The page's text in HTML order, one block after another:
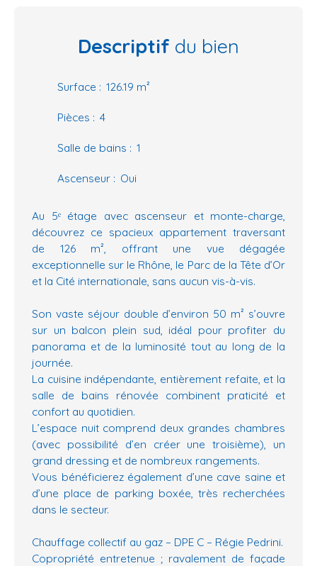
Descriptif du bien
Surface : 126.19 m²
Pièces : 4
Salle de bains : 1
Ascenseur : Oui
Au 5ᵉ étage avec ascenseur et monte-charge,
découvrez ce spacieux appartement traversant
de 126 m², offrant une vue dégagée
exceptionnelle sur le Rhône, le Parc de la Tête d’Or
et la Cité internationale, sans aucun vis-à-vis.
Son vaste séjour double d’environ 50 m² s’ouvre
sur un balcon plein sud, idéal pour profiter du
panorama et de la luminosité tout au long de la
journée.
La cuisine indépendante, entièrement refaite, et la
salle de bains rénovée combinent praticité et
confort au quotidien.
L’espace nuit comprend deux grandes chambres
(avec possibilité d’en créer une troisième), un
grand dressing et de nombreux rangements.
Vous bénéficierez également d’une cave saine et
d’une place de parking boxée, très recherchées
dans le secteur.
Chauffage collectif au gaz – DPE C – Régie Pedrini.
Copropriété entretenue ; ravalement de façade